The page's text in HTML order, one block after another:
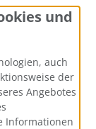
zum
Info ✔
und
auch
der
Angebotes
Informationen